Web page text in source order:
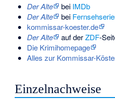
Der Alte bei IMDb
Der Alte
bei
kommissar-koester.de
Der Alte
auf derZDF-
Die Krimihomepage
Alles zur Kommissar-
Einzelnachweise